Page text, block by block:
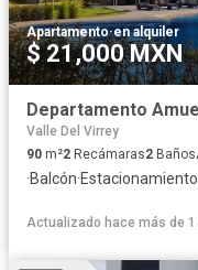
Apartamento·en alquiler
$ 21,000 MXN
Valle Del Virrey
90 m²2 Recámaras2 Baños
·Balcón·Estacionamiento
Actualizado hace más de 1